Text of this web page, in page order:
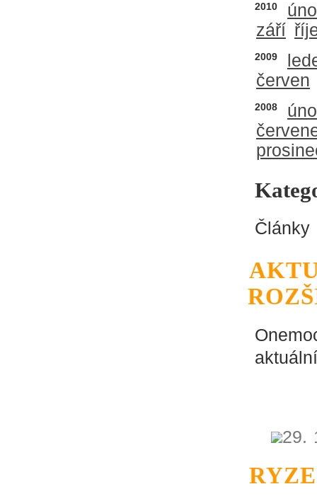
2010
září
2009
červen
2008
Články
29.